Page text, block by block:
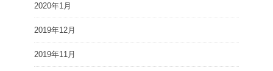
2020年1月
2019年12月
2019年11月